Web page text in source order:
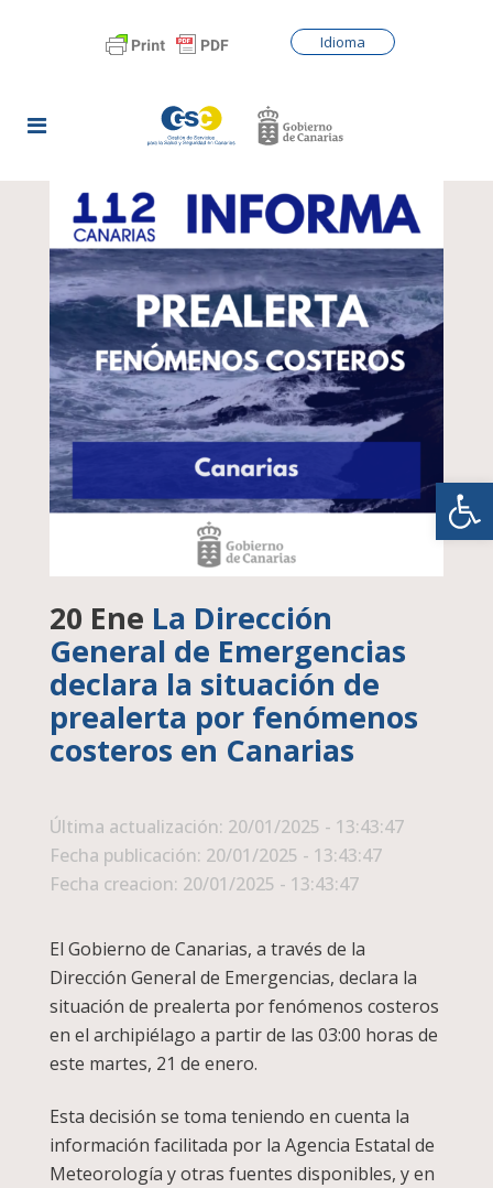
Idioma
20 Ene La Dirección
General de Emergencias
declara la situación de
prealerta por fenómenos
costeros en Canarias
Última actualización: 20/01/2025 - 13:43:47
Fecha publicación: 20/01/2025 - 13:43:47
Fecha creacion: 20/01/2025 - 13:43:47
El Gobierno de Canarias, a través de la
Dirección General de Emergencias, declara la
situación de prealerta por fenómenos costeros
en el archipiélago a partir de las 03:00 horas de
este martes, 21 de enero.
Esta decisión se toma teniendo en cuenta la
información facilitada por la Agencia Estatal de
Meteorología y otras fuentes disponibles, y en